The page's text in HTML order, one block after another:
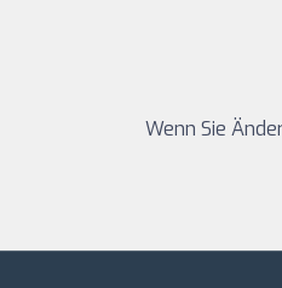
Wenn Sie